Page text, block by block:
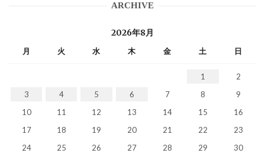
ARCHIVE
2026年8月
月 火 水 木 金 土 日
1
2
3
4 5 6 7 8
9
10
11 12 13 14 15
16
17
18 19 20 21 22
23
24
25 26 27 28 29
30